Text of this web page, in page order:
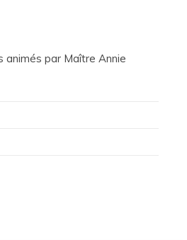
animés par Maître Annie